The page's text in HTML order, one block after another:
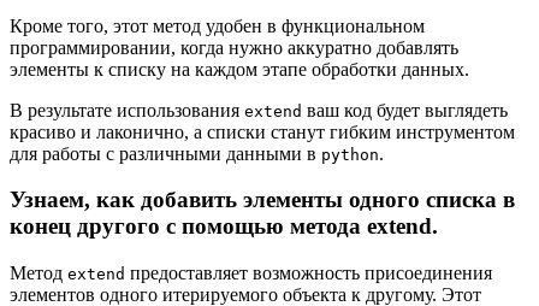
Кроме того, этот метод удобен в функциональном
программировании, когда нужно аккуратно добавлять
элементы к списку на каждом этапе обработки данных.
В результате использования extend ваш код будет выглядеть
красиво и лаконично, а списки станут гибким инструментом
для работы с различными данными в python.
Узнаем, как добавить элементы одного списка в
конец другого с помощью метода extend.
Метод extend предоставляет возможность присоединения
элементов одного итерируемого объекта к другому. Этот